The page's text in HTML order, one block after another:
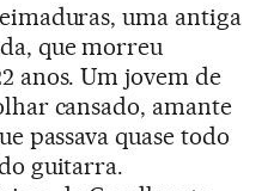
uma antiga
que morreu
anos. Um jovem de
cansado, amante
passava quase todo
guitarra.